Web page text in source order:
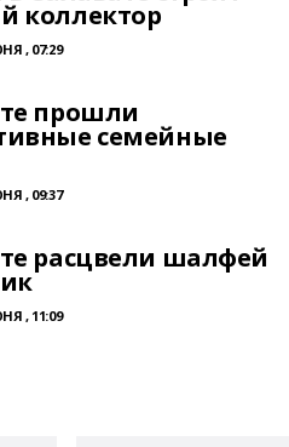
коллектор
, 07:29
прошли
семейные
, 09:37
расцвели шалфей
, 11:09